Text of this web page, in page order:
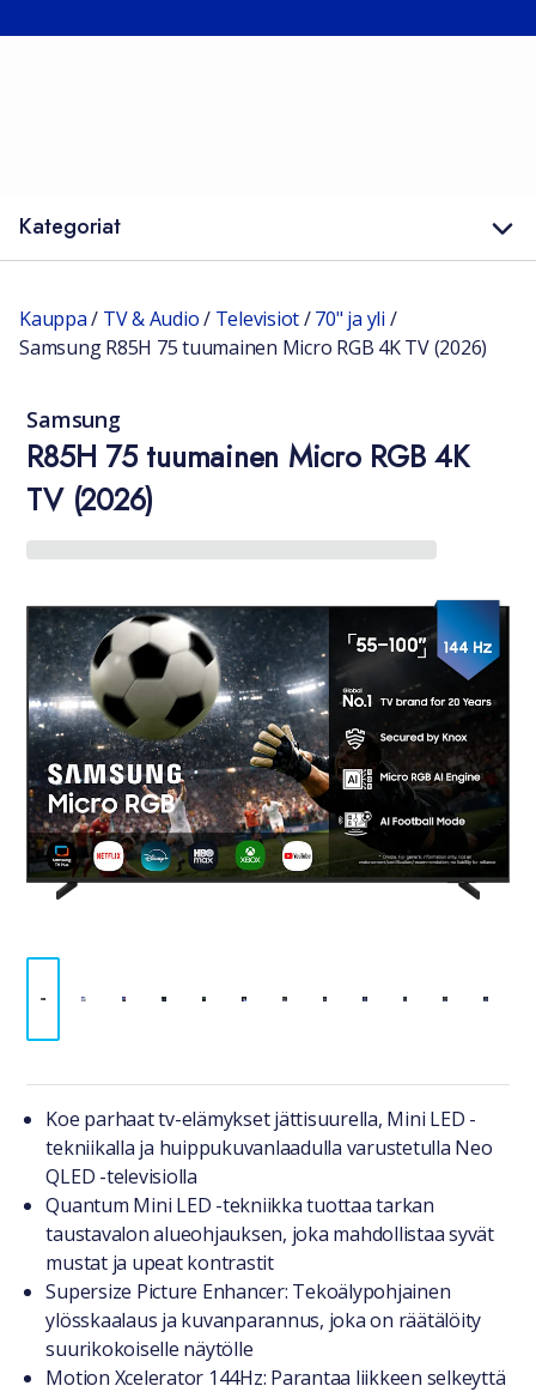
Kategoriat
Kauppa/ TV & Audio/ Televisiot/70" ja yli /
Samsung R85H 75 tuumainen Micro RGB 4K TV (2026)
R85H 75 tuumainen Micro RGB 4K
TV (2026)
Samsung
Tuotteesta lyhyesti
Koe parhaat tv-elämykset jättisuurella, Mini LED -
tekniikalla ja huippukuvanlaadulla varustetulla Neo
QLED -televisiolla
Quantum Mini LED -tekniikka tuottaa tarkan
taustavalon alueohjauksen, joka mahdollistaa syvät
mustat ja upeat kontrastit
Supersize Picture Enhancer: Tekoälypohjainen
ylösskaalaus ja kuvanparannus, joka on räätälöity
suurikokoiselle näytölle
Motion Xcelerator 144Hz: Parantaa liikkeen selkeyttä